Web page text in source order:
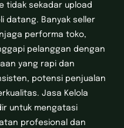
tidak sekadar upload
datang. Banyak seller
performa toko,
pelanggan dengan
yang rapi dan
potensi penjualan
Jasa Kelola
untuk mengatasi
profesional dan